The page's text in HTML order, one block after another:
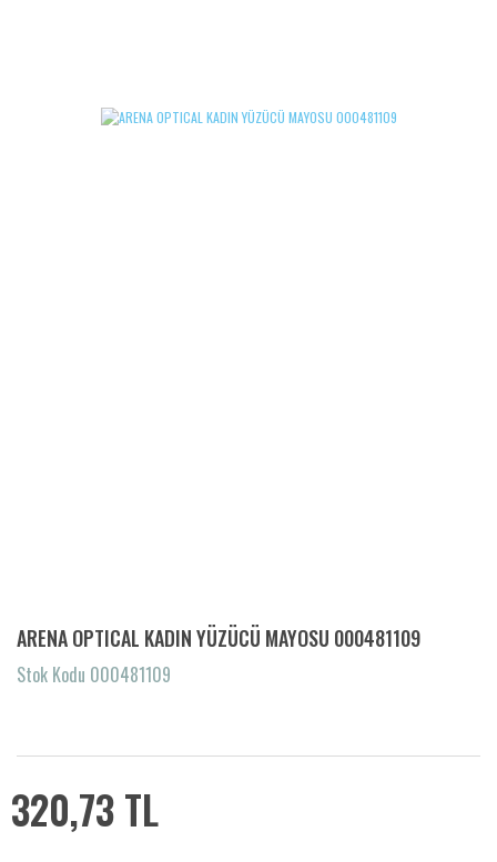
ARENA OPTICAL KADIN YÜZÜCÜ MAYOSU 000481109
Stok Kodu 000481109
320,73 TL